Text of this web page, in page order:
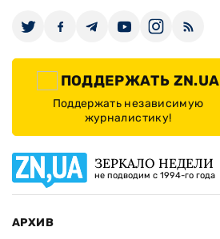
ПОДДЕРЖАТЬ ZN.UA
Поддержать независимую
журналистику!
ЗЕРКАЛО НЕДЕЛИ
не подводим с 1994-го года
АРХИВ